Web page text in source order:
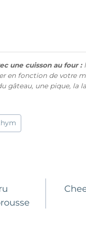
une cuisson au four :
en fonction de votre
gâteau, une pique, la